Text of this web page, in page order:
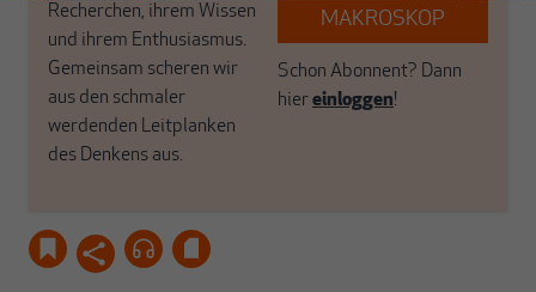
Recherchen, ihrem Wissen
und ihrem Enthusiasmus.
Gemeinsam scheren wir
aus den schmaler
werdenden Leitplanken
des Denkens aus.
MAKROSKOP
Schon Abonnent? Dann
hiereinloggen!